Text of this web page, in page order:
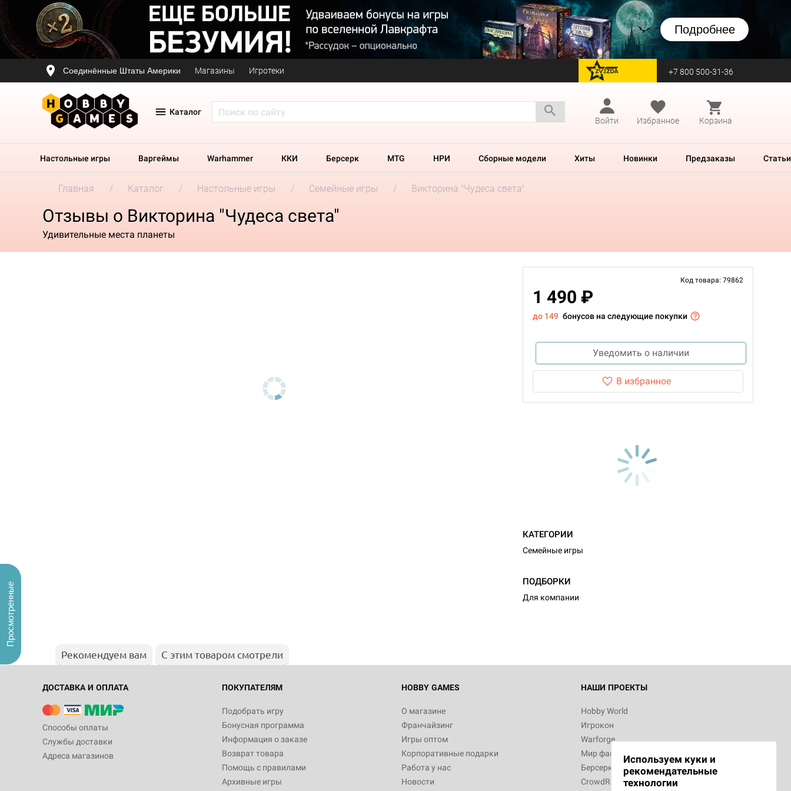
Подробнее
Соединённые Штаты Америки Магазины Игротеки перейти на Zvezda +7 800 500-31-36
Каталог
Войти
Избранное Корзина
Настольные игры Варгеймы Warhammer ККИ Берсерк MTG НРИ Сборные модели Хиты Новинки Предзаказы Статьи
Главная Каталог Настольные игры Семейные игры Викторина "Чудеса света"
Отзывы о Викторина "Чудеса света"
Удивительные места планеты
Код товара: 79862
1 490 ₽
до 149 бонусов на следующие покупки
Уведомить о наличии
В избранное
КАТЕГОРИИ
Семейные игры
ПОДБОРКИ
Для компании
Рекомендуем вам С этим товаром смотрели
ДОСТАВКА И ОПЛАТА
Способы оплаты
Службы доставки
Адреса магазинов
ПОКУПАТЕЛЯМ
Подобрать игру
Бонусная программа
Информация о заказе
Возврат товара
Помощь с правилами
Архивные игры
HOBBY GAMES
О магазине
Франчайзинг
Игры оптом
Корпоративные подарки
Работа у нас
Новости
НАШИ ПРОЕКТЫ
Hobby World
Игрокон
Warforge
Мир фантастики
Берсерк
CrowdRepublic
Используем куки и
рекомендательные
технологии
Просмотренные
Настольная игра Hobby World Монстры
Белая смерть
12 990
Настольная игра Hobby World Берсерк.
3 490